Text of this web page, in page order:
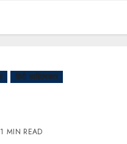
हिंदी साहित्यकार
1 MIN READ